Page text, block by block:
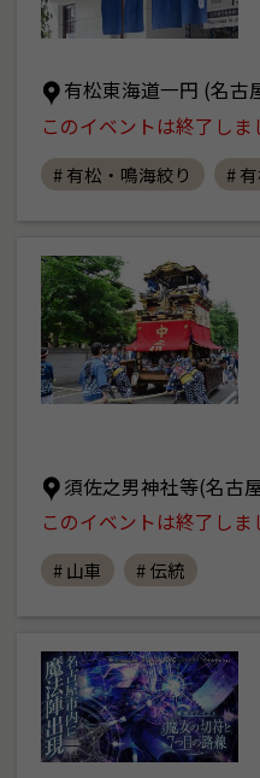
有松東海道一円 (名古
このイベントは終了しま
# 有松・鳴海絞り #
須佐之男神社等(名古
このイベントは終了しま
# 山車 # 伝統